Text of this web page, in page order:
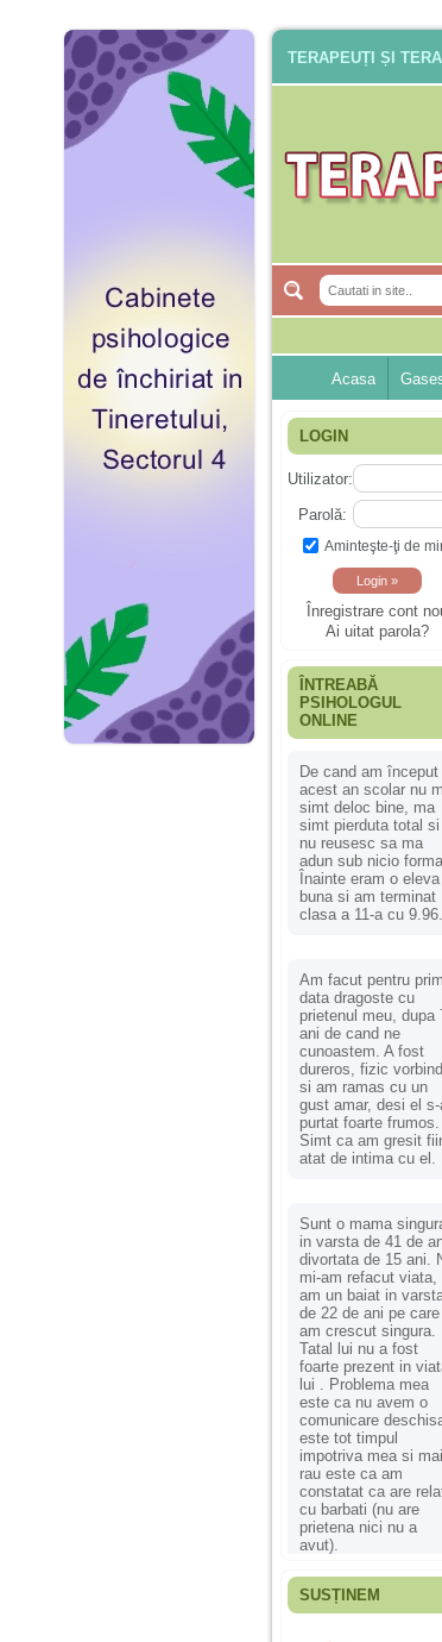
TERAPEUȚI ȘI
Acasa
LOGIN
Utilizator:
Parolă:
Aminteşte-ţi de
Înregistrare cont
Ai uitat parola?
ÎNTREABĂ
PSIHOLOGUL
ONLINE
De cand am început
acest an scolar nu
simt deloc bine, ma
simt pierduta total si
nu reusesc sa ma
adun sub nicio forma.
Înainte eram o eleva
buna si am terminat
clasa a 11-a cu 9.96.
Am facut pentru
data dragoste cu
prietenul meu, dupa
ani de cand ne
cunoastem. A fost
dureros, fizic vorbind
si am ramas cu un
gust amar, desi el s-
purtat foarte frumos.
Simt ca am gresit
atat de intima cu el.
Sunt o mama
in varsta de 41 de
divortata de 15 ani.
mi-am refacut viata,
am un baiat in
de 22 de ani pe
am crescut singura.
Tatal lui nu a fost
foarte prezent in
lui . Problema mea
este ca nu avem o
comunicare
este tot timpul
impotriva mea si mai
rau este ca am
constatat ca are
cu barbati (nu are
prietena nici nu a
avut).
Fiica mea s-a
SUSȚINEM